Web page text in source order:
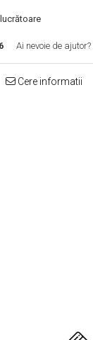
Ai nevoie de ajutor?
Cere informatii